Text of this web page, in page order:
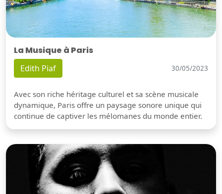
La Musique à Paris
Edith Piaf 30/05/2023
Avec son riche héritage culturel et sa scène musicale
dynamique, Paris offre un paysage sonore unique qui
continue de captiver les mélomanes du monde entier.